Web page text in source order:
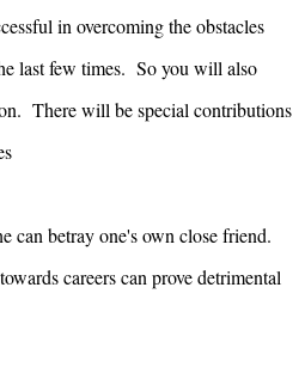
in overcoming the obstacles
last few times. So you will also
There will be special contributions
can betray one's own close friend.
careers can prove detrimental